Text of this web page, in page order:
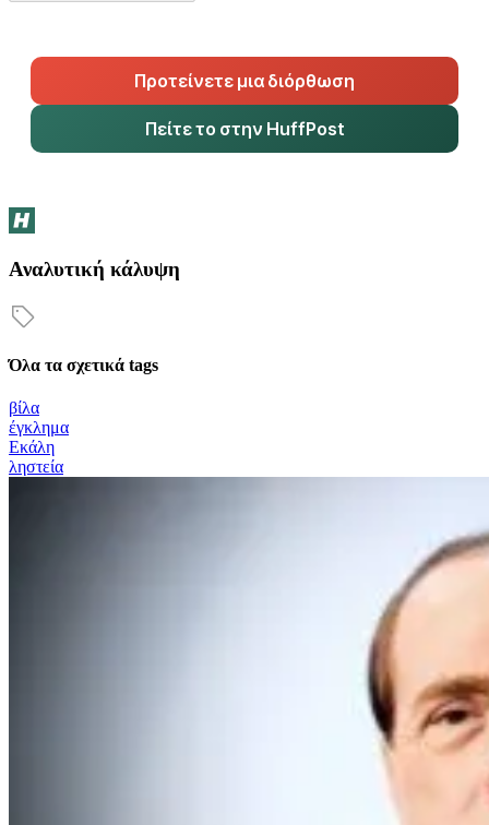
Προτείνετε μια διόρθωση
Πείτε το στην HuffPost
Αναλυτική κάλυψη
Όλα τα σχετικά tags
βίλα
έγκλημα
Εκάλη
ληστεία